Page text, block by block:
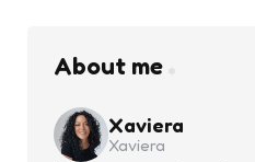
About me
Xaviera
Xaviera